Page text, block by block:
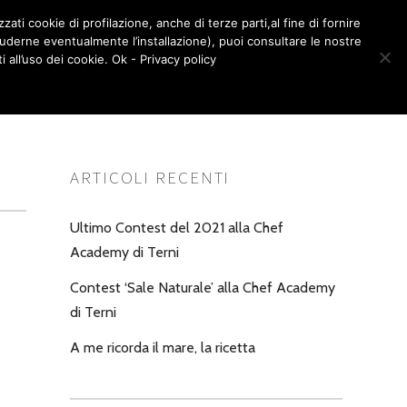
LA BOTTEGA – SHOP CONTATTI
0
ARTICOLI RECENTI
Ultimo Contest del 2021 alla Chef
Academy di Terni
Contest ‘Sale Naturale’ alla Chef Academy
di Terni
A me ricorda il mare, la ricetta
cookie di profilazione, anche di terze parti,al fine di fornire
eventualmente l’installazione), puoi consultare le nostre
dei cookie. Ok - Privacy policy